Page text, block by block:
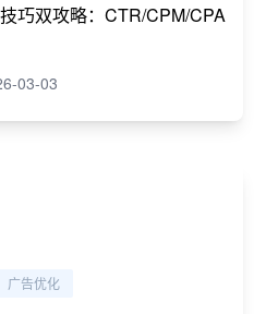
巧双攻略：CTR/CPM/CPA
03-03
广告优化